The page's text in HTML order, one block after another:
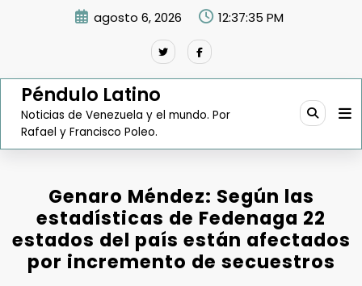
agosto 6, 2026 12:37:36 PM
Péndulo Latino
Noticias de Venezuela y el mundo. Por
Rafael y Francisco Poleo.
Genaro Méndez: Según las
estadísticas de Fedenaga 22
estados del país están afectados
por incremento de secuestros